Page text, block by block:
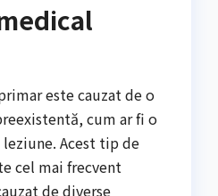
este cauzat de o
cum ar fi o
Acest tip de
cel mai frecvent
de diverse